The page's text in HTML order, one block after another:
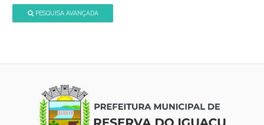
PESQUISA AVANÇADA